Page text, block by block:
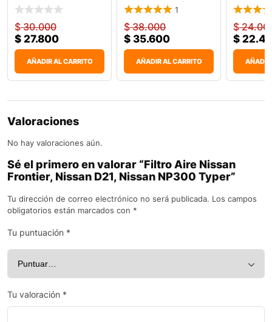
$30.000
$ 27.800
AÑADIR AL CARRITO
1
$38.000
$ 35.600
AÑADIR AL CARRITO
$
$
AÑADIR
Valoraciones
No hay valoraciones aún.
Sé el primero en valorar “Filtro Aire Nissan
Frontier, Nissan D21, Nissan NP300 Typer”
Tu dirección de correo electrónico no será publicada. Los campos
obligatorios están marcados con *
Tu puntuación *
Tu valoración *